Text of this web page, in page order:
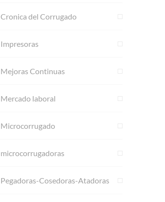
Cronica del Corrugado
Impresoras
Mejoras Continuas
Mercado laboral
Microcorrugado
microcorrugadoras
Pegadoras-Cosedoras-Atadoras